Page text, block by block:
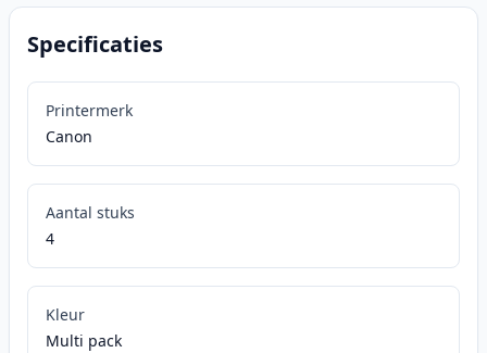
Specificaties
Printermerk
Canon
Aantal stuks
4
Kleur
Multi pack